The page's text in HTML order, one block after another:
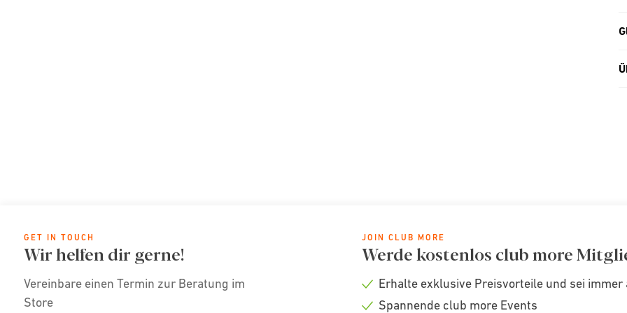
GET IN TOUCH
Wir helfen dir gerne!
Vereinbare einen Termin zur Beratung im
Store
JOIN CLUB MORE
Werde kostenlos club more
Check
Erhalte exklusive Preisvorteile und sei
Spannende club more Events